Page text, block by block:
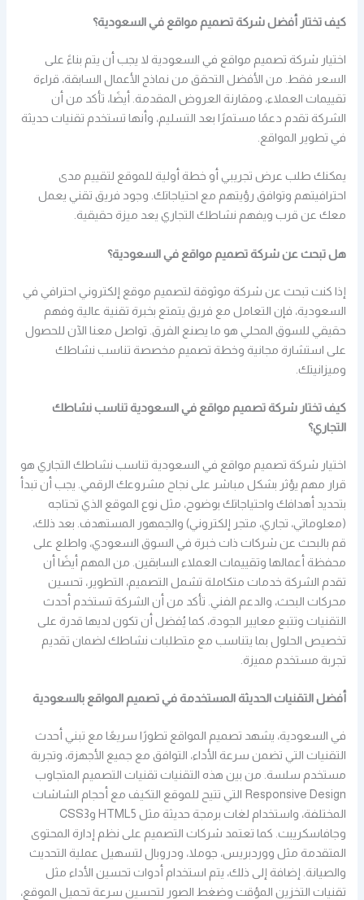
كيف تختار أفضل شركة تصميم مواقع في السعودية؟
اختيار شركة تصميم مواقع في السعودية لا يجب أن يتم بناءً على
السعر فقط. من الأفضل التحقق من نماذج الأعمال السابقة، قراءة
تقييمات العملاء، ومقارنة العروض المقدمة. أيضًا، تأكد من أن
الشركة تقدم دعمًا مستمرًا بعد التسليم، وأنها تستخدم تقنيات حديثة
في تطوير المواقع.
يمكنك طلب عرض تجريبي أو خطة أولية للموقع لتقييم مدى
احترافيتهم وتوافق رؤيتهم مع احتياجاتك. وجود فريق تقني يعمل
معك عن قرب ويفهم نشاطك التجاري يعد ميزة حقيقية.
هل تبحث عن شركة تصميم مواقع في السعودية؟
إذا كنت تبحث عن شركة موثوقة لتصميم موقع إلكتروني احترافي في
السعودية، فإن التعامل مع فريق يتمتع بخبرة تقنية عالية وفهم
حقيقي للسوق المحلي هو ما يصنع الفرق. تواصل معنا الآن للحصول
على استشارة مجانية وخطة تصميم مخصصة تناسب نشاطك
وميزانيتك.
كيف تختار شركة تصميم مواقع في السعودية تناسب نشاطك
التجاري؟
اختيار شركة تصميم مواقع في السعودية تناسب نشاطك التجاري هو
قرار مهم يؤثر بشكل مباشر على نجاح مشروعك الرقمي. يجب أن تبدأ
بتحديد أهدافك واحتياجاتك بوضوح، مثل نوع الموقع الذي تحتاجه
(معلوماتي، تجاري، متجر إلكتروني) والجمهور المستهدف. بعد ذلك،
قم بالبحث عن شركات ذات خبرة في السوق السعودي، واطلع على
محفظة أعمالها وتقييمات العملاء السابقين. من المهم أيضًا أن
تقدم الشركة خدمات متكاملة تشمل التصميم، التطوير، تحسين
محركات البحث، والدعم الفني. تأكد من أن الشركة تستخدم أحدث
التقنيات وتتبع معايير الجودة، كما يُفضل أن تكون لديها قدرة على
تخصيص الحلول بما يتناسب مع متطلبات نشاطك لضمان تقديم
تجربة مستخدم مميزة.
أفضل التقنيات الحديثة المستخدمة في تصميم المواقع بالسعودية
في السعودية، يشهد تصميم المواقع تطورًا سريعًا مع تبني أحدث
التقنيات التي تضمن سرعة الأداء، التوافق مع جميع الأجهزة، وتجربة
مستخدم سلسة. من بين هذه التقنيات تقنيات التصميم المتجاوب
Responsive Design التي تتيح للموقع التكيف مع أحجام الشاشات
المختلفة، واستخدام لغات برمجة حديثة مثل HTML5 وCSS3
وجافاسكريبت. كما تعتمد شركات التصميم على نظم إدارة المحتوى
المتقدمة مثل ووردبريس، جوملا، ودروبال لتسهيل عملية التحديث
والصيانة. إضافة إلى ذلك، يتم استخدام أدوات تحسين الأداء مثل
تقنيات التخزين المؤقت وضغط الصور لتحسين سرعة تحميل الموقع،